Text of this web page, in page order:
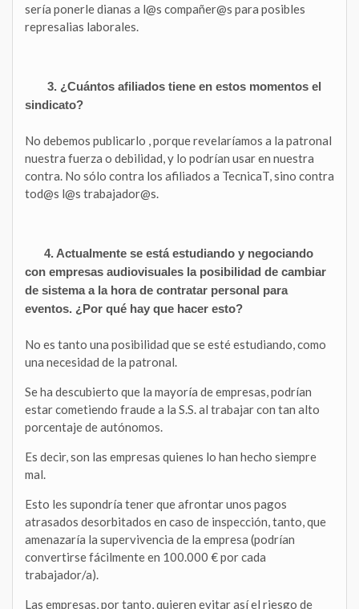
sería ponerle dianas a l@s compañer@s para posibles
represalias laborales.
3. ¿Cuántos afiliados tiene en estos momentos el
sindicato?
No debemos publicarlo , porque revelaríamos a la patronal
nuestra fuerza o debilidad, y lo podrían usar en nuestra
contra. No sólo contra los afiliados a TecnicaT, sino contra
tod@s l@s trabajador@s.
4. Actualmente se está estudiando y negociando
con empresas audiovisuales la posibilidad de cambiar
de sistema a la hora de contratar personal para
eventos. ¿Por qué hay que hacer esto?
No es tanto una posibilidad que se esté estudiando, como
una necesidad de la patronal.
Se ha descubierto que la mayoría de empresas, podrían
estar cometiendo fraude a la S.S. al trabajar con tan alto
porcentaje de autónomos.
Es decir, son las empresas quienes lo han hecho siempre
mal.
Esto les supondría tener que afrontar unos pagos
atrasados desorbitados en caso de inspección, tanto, que
amenazaría la supervivencia de la empresa (podrían
convertirse fácilmente en 100.000 € por cada
trabajador/a).
Las empresas, por tanto, quieren evitar así el riesgo de